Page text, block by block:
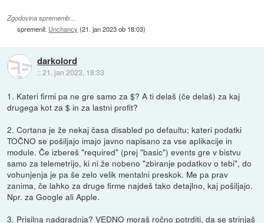
Zgodovina sprememb…
spremenil: Unchancy (21. jan 2023 ob 18:03)
darkolord
::21. jan 2023, 18:33
1. Kateri firmi pa ne gre samo za $? A ti delaš (če delaš) za kaj
drugega kot za $ in za lastni profit?
2. Cortana je že nekaj časa disabled po defaultu; kateri podatki
TOČNO se pošiljajo imajo javno napisano za vse aplikacije in
module. Če izbereš "required" (prej "basic") events gre v bistvu
samo za telemetrijo, ki ni že nobeno "zbiranje podatkov o tebi", do
vohunjenja je pa še zelo velik mentalni preskok. Me pa prav
zanima, če lahko za druge firme najdeš tako detajlno, kaj pošiljajo.
Npr. za Google ali Apple.
3. Prisilna nadgradnja? VEDNO moraš ročno potrditi, da se strinjaš